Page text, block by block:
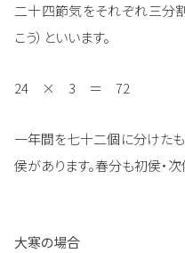
二十四節気をそれぞれ三分
こう）といいます。
24 × 3 ＝ 72
一年間を七十二個に分けたも
侯があります。春分も初侯・
大寒の場合